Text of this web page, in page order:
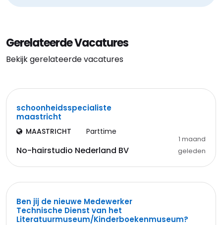
Gerelateerde Vacatures
Bekijk gerelateerde vacatures
schoonheidsspecialiste
maastricht
MAASTRICHT Parttime
No-hairstudio Nederland BV
1 maand
geleden
Ben jij de nieuwe Medewerker
Technische Dienst van het
Literatuurmuseum/Kinderboekenmuseum?